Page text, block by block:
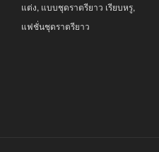
แต่ง, แบบชุดราตรียาว เรียบหรู,
แฟชั่นชุดราตรียาว